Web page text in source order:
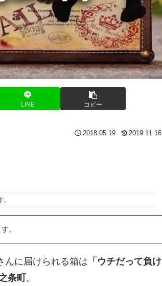
LINE コピー
2018.05.19 2019.11.16
。
。
んに届けられる箱は 「ウチだって負け
条町。